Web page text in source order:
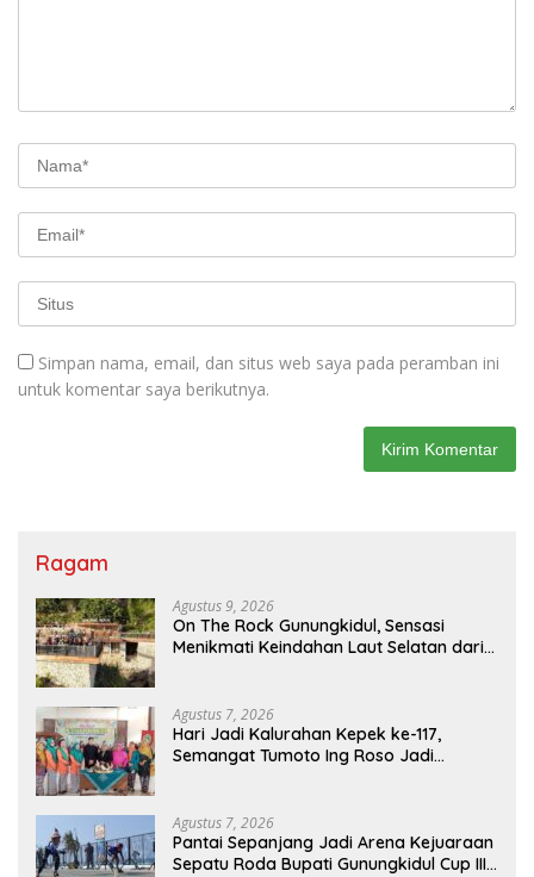
Simpan nama, email, dan situs web saya pada peramban ini
untuk komentar saya berikutnya.
Ragam
Agustus 9, 2026
On The Rock Gunungkidul, Sensasi
Menikmati Keindahan Laut Selatan dari
Agustus 7, 2026
Hari Jadi Kalurahan Kepek ke-117,
Semangat Tumoto Ing Roso Jadi
Agustus 7, 2026
Pantai Sepanjang Jadi Arena Kejuaraan
Sepatu Roda Bupati Gunungkidul Cup III